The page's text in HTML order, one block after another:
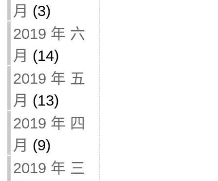
月 (3)
2019 年 六
月 (14)
2019 年 五
月 (13)
2019 年 四
月 (9)
2019 年 三